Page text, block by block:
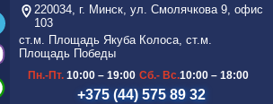
220034, г. Минск, ул. Смолячкова 9, офис
103
ст.м. Площадь Якуба Колоса, ст.м.
Площадь Победы
Пн.-Пт. 10:00 – 19:00 Сб.- Вс.10:00 – 18:00
+375 (44) 575 89 32